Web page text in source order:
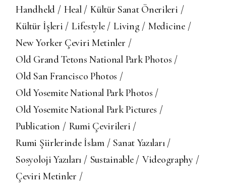
Handheld
Heal
Kültür Sanat Önerileri
Kültür İşleri
Lifestyle Living
Medicine
New Yorker Çeviri Metinler
Old Grand Tetons National Park Photos
Old San Francisco Photos
Old Yosemite National Park Photos
Old Yosemite National Park Pictures
Publication
Rumi Çevirileri
Rumi Şiirlerinde İslam
Sanat Yazıları
Sosyoloji Yazıları
Sustainable
Videography
Çeviri Metinler